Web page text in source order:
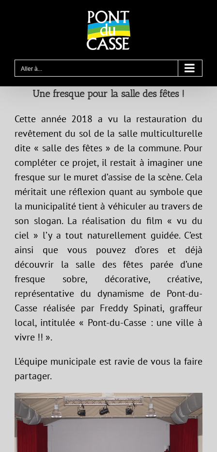
Aller à...
Une fresque pour la salle des fêtes !
Cette année 2018 a vu la restauration du
revêtement du sol de la salle multiculturelle
dite « salle des fêtes » de la commune. Pour
compléter ce projet, il restait à imaginer une
fresque sur le muret d’assise de la scène. Cela
méritait une réflexion quant au symbole que
la municipalité tient à véhiculer au travers de
son slogan. La réalisation du film « vu du
ciel » l’y a tout naturellement guidée. C’est
ainsi que vous pouvez d’ores et déjà
découvrir la salle des fêtes parée d’une
fresque sobre, décorative, créative,
représentative du dynamisme de Pont-du-
Casse réalisée par Freddy Spinati, graffeur
local, intitulée « Pont-du-Casse : une ville à
vivre !! ».
L’équipe municipale est ravie de vous la faire
partager.